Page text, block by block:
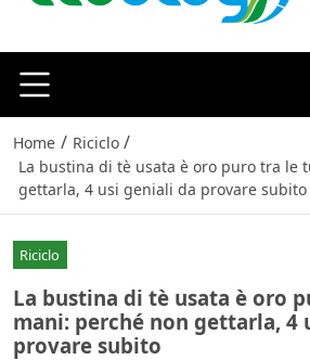
Home / Riciclo /
La bustina di tè usata è oro puro tra le
gettarla, 4 usi geniali da provare subito
Riciclo
La bustina di tè usata è oro
mani: perché non gettarla, 4
provare subito